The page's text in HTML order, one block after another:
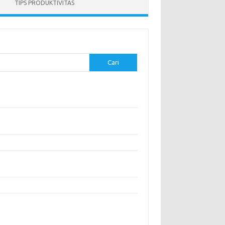
TIPS PRODUKTIVITAS
Cari